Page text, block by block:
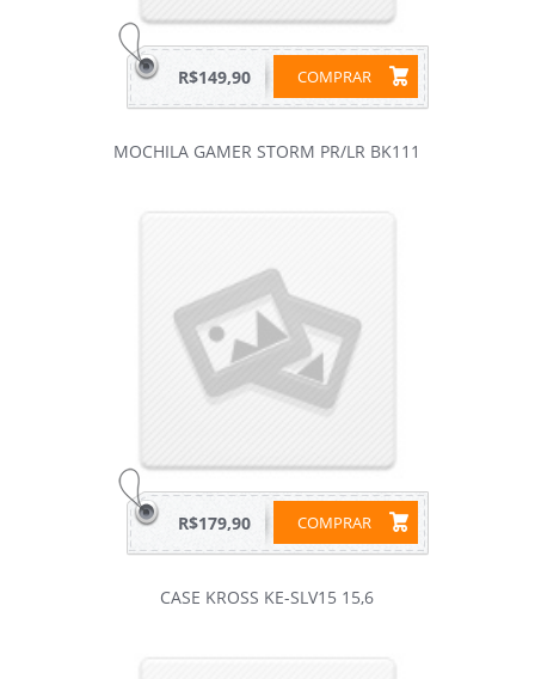
COMPRAR
R$149,90
MOCHILA GAMER STORM PR/LR BK111
COMPRAR
R$179,90
CASE KROSS KE-SLV15 15,6